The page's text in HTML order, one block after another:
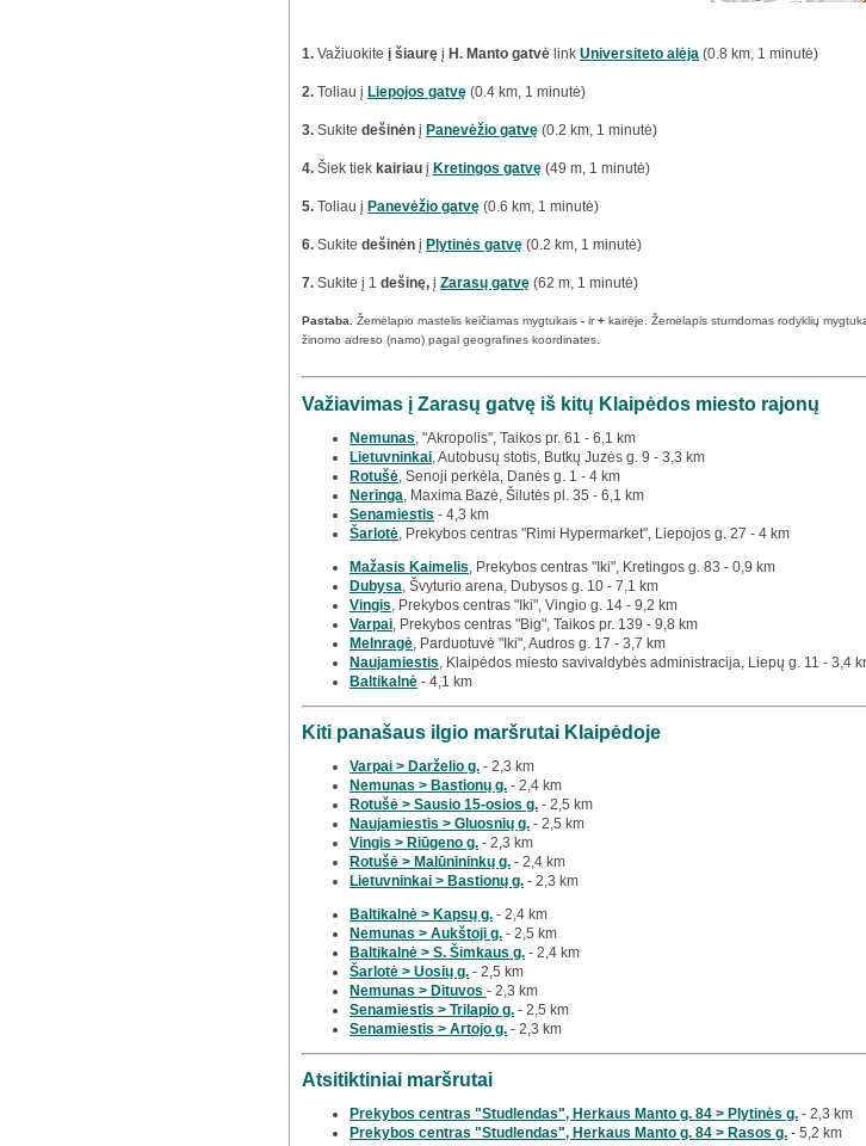
1. Važiuokite į šiaurę į H. Manto gatvė link Universiteto alėja (0.8 km, 1 minutė)
2. Toliau į Liepojos gatvę (0.4 km, 1 minutė)
3. Sukite dešinėn į Panevėžio gatvę (0.2 km, 1 minutė)
4. Šiek tiek kairiau į Kretingos gatvę (49 m, 1 minutė)
5. Toliau į Panevėžio gatvę (0.6 km, 1 minutė)
6. Sukite dešinėn į Plytinės gatvę (0.2 km, 1 minutė)
7. Sukite į 1 dešinę, į Zarasų gatvę (62 m, 1 minutė)
Pastaba. Žemėlapio mastelis keičiamas mygtukais - ir+ kairėje. Žemėlapis stumdomas rodyklių
žinomo adreso (namo) pagal geografines koordinates.
Važiavimas į Zarasų gatvę iš kitų Klaipėdos miesto rajonų
Nemunas , "Akropolis", Taikos pr. 61 - 6,1 km
Lietuvninkai , Autobusų stotis, Butkų Juzės g. 9 - 3,3 km
Rotušė , Senoji perkėla, Danės g. 1 - 4 km
Neringa , Maxima Bazė, Šilutės pl. 35 - 6,1 km
Senamiestis - 4,3 km
Šarlotė , Prekybos centras "Rimi Hypermarket", Liepojos g. 27 - 4 km
Mažasis Kaimelis , Prekybos centras "Iki", Kretingos g. 83 - 0,9 km
Dubysa , Švyturio arena, Dubysos g. 10 - 7,1 km
Vingis , Prekybos centras "Iki", Vingio g. 14 - 9,2 km
Varpai , Prekybos centras "Big", Taikos pr. 139 - 9,8 km
Melnragė , Parduotuvė "Iki", Audros g. 17 - 3,7 km
Naujamiestis , Klaipėdos miesto savivaldybės administracija, Liepų g. 11 - 3,4
Baltikalnė - 4,1 km
Kiti panašaus ilgio maršrutai Klaipėdoje
Varpai > Darželio g. - 2,3 km
Nemunas > Bastionų g. - 2,4 km
Rotušė > Sausio 15-osios g. - 2,5 km
Naujamiestis > Gluosnių g. - 2,5 km
Vingis > Riūgeno g. - 2,3 km
Rotušė > Malūnininkų g. - 2,4 km
Lietuvninkai > Bastionų g. - 2,3 km
Baltikalnė > Kapsų g. - 2,4 km
Nemunas > Aukštoji g. - 2,5 km
Baltikalnė > S. Šimkaus g. - 2,4 km
Šarlotė > Uosių g. - 2,5 km
Nemunas > Dituvos - 2,3 km
Senamiestis > Trilapio g. - 2,5 km
Senamiestis > Artojo g. - 2,3 km
Atsitiktiniai maršrutai
Prekybos centras "Studlendas", Herkaus Manto g. 84 > Plytinės g. - 2,3 km
Prekybos centras "Studlendas", Herkaus Manto g. 84 > Rasos g. - 5,2 km